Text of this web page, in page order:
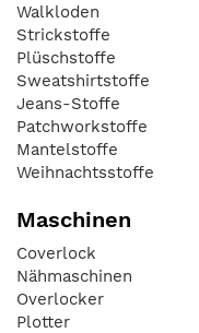
Walkloden
Strickstoffe
Plüschstoffe
Sweatshirtstoffe
Jeans-Stoffe
Patchworkstoffe
Mantelstoffe
Weihnachtsstoffe
Maschinen
Coverlock
Nähmaschinen
Overlocker
Plotter